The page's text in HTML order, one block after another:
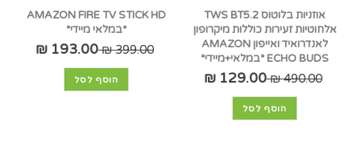
אוזניות בלוטוס TWS BT5.2
אלחוטיות זעירות כוללות מיקרופון
לאנדרואיד ואייפון AMAZON
ECHO BUDS *במלאי+מיידי*
490.00 ₪
129.00 ₪
הוסף לסל
AMAZON FIRE TV STICK HD
*במלאי מיידי*
399.00 ₪
193.00 ₪
הוסף לסל